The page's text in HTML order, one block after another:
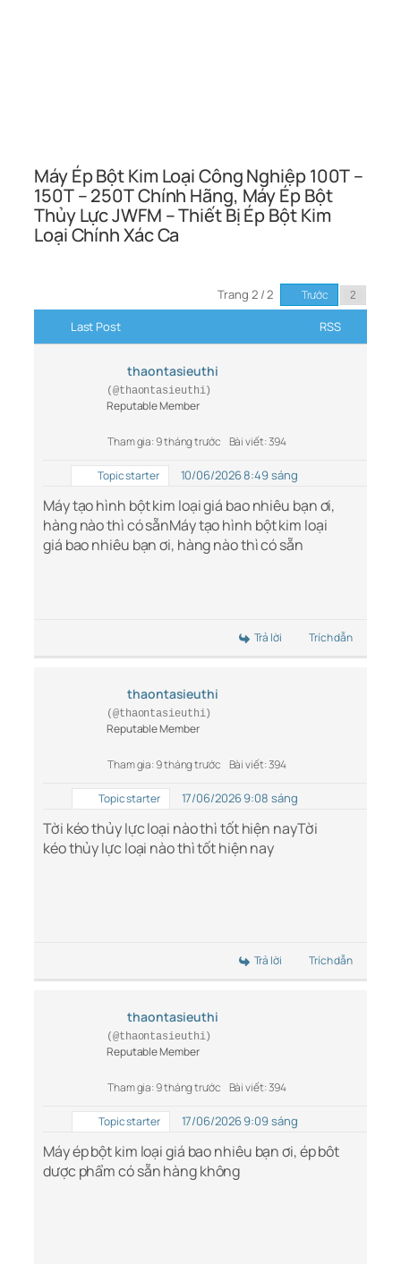
Máy Ép Bột Kim Loại Công Nghiệp 100T –
150T – 250T Chính Hãng, Máy Ép Bột
Thủy Lực JWFM – Thiết Bị Ép Bột Kim
Loại Chính Xác Ca
Trang 2 / 2 Trước
Last Post RSS
thaontasieuthi
(@thaontasieuthi)
Reputable Member
Tham gia: 9 tháng trước Bài viết: 394
Topic starter 10/06/2026 8:49 sáng
Máy tạo hình bột kim loại giá bao nhiêu bạn ơi,
hàng nào thì có sẵnMáy tạo hình bột kim loại
giá bao nhiêu bạn ơi, hàng nào thì có sẵn
Trả lời Trích dẫn
thaontasieuthi
(@thaontasieuthi)
Reputable Member
Tham gia: 9 tháng trước Bài viết: 394
Topic starter 17/06/2026 9:08 sáng
Tời kéo thủy lực loại nào thì tốt hiện nayTời
kéo thủy lực loại nào thì tốt hiện nay
Trả lời Trích dẫn
thaontasieuthi
(@thaontasieuthi)
Reputable Member
Tham gia: 9 tháng trước Bài viết: 394
Topic starter 17/06/2026 9:09 sáng
Máy ép bột kim loại giá bao nhiêu bạn ơi, ép bôt
dược phẩm có sẵn hàng không